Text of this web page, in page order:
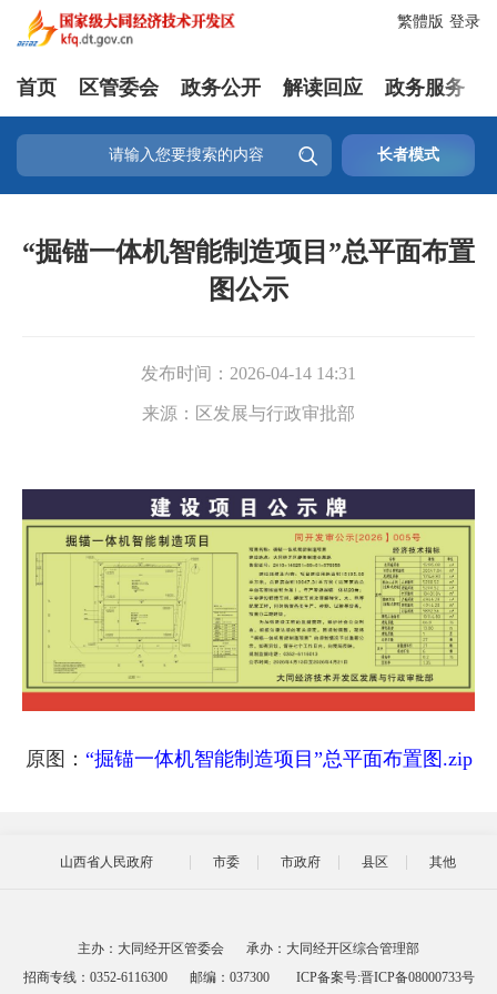
登录
繁體版
首页 区管委会 政务公开 解读回应 政务服务
 长者模式
“掘锚一体机智能制造项目”总平面布置
图公示
发布时间： 2026-04-14 14:31
来源： 区发展与行政审批部
原图： “掘锚一体机智能制造项目”总平面布置图.zip
山西省人民政府 市委 市政府 县区 其他
主办：大同经开区管委会
承办：大同经开区综合管理部
招商专线：0352-6116300
邮编：037300 ICP备案号:晋ICP备08000733号